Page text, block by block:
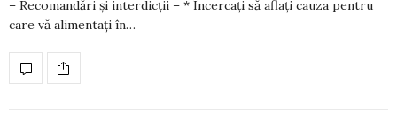
– Recomandări și interdicții – * Încercați să aflați cauza pentru
care vă ali­men­­tați în…